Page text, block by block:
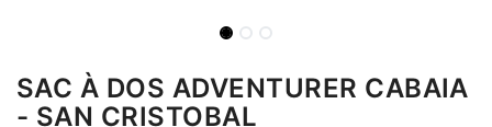
SAC À DOS ADVENTURER CABAIA
- SAN CRISTOBAL